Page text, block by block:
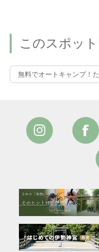
このスポッ
無料でオートキャンプ！